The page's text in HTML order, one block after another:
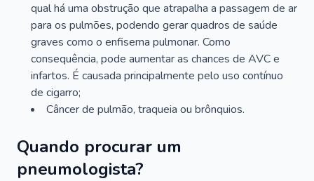
qual há uma obstrução que atrapalha a passagem de ar
para os pulmões, podendo gerar quadros de saúde
graves como o enfisema pulmonar. Como
consequência, pode aumentar as chances de AVC e
infartos. É causada principalmente pelo uso contínuo
de cigarro;
Câncer de pulmão, traqueia ou brônquios.
Quando procurar um
pneumologista?